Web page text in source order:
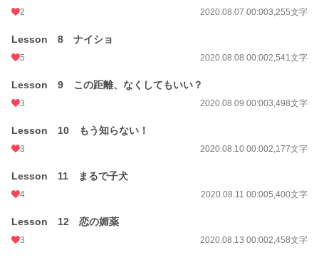
2 2020.08.07 00:003,255文字
Lesson 8 ナイショ
5 2020.08.08 00:002,541文字
Lesson 9 この距離、なくしてもいい？
3 2020.08.09 00:003,498文字
Lesson 10 もう知らない！
3 2020.08.10 00:002,177文字
Lesson 11 まるで子犬
4 2020.08.11 00:005,400文字
Lesson 12 恋の媚薬
3 2020.08.13 00:002,458文字